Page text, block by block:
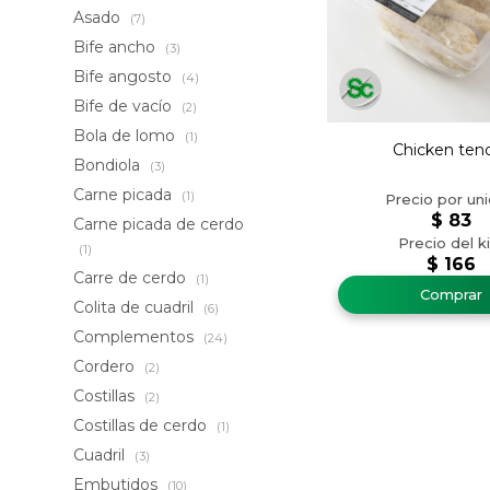
Chicken
$ 166
$ 83
Asado (7)
Bife ancho (3)
Bife angosto (4)
Bife de vacío (2)
Bola de lomo (1)
Bondiola (3)
Carne picada (1)
Carne picada de cerdo
(1)
Carre de cerdo (1)
Colita de cuadril (6)
Complementos (24)
Cordero (2)
Costillas (2)
Costillas de cerdo (1)
Cuadril (3)
Embutidos (10)